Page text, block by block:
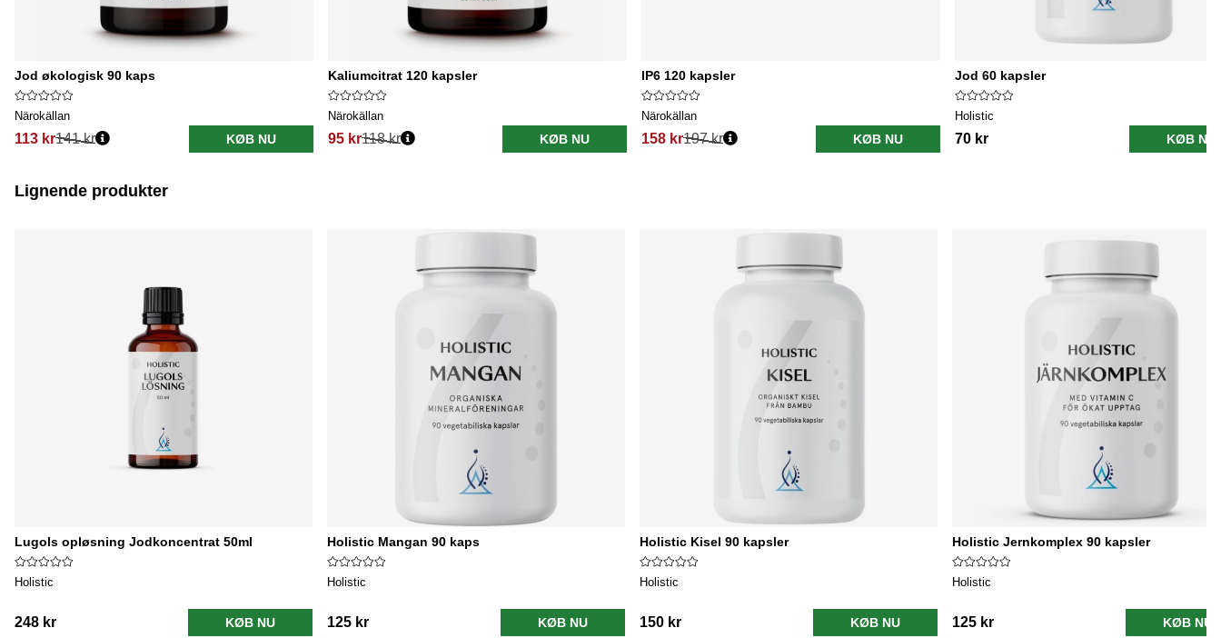
Jod økologisk 90 kaps
Närokällan
113 kr141 kr KØB NU
Kaliumcitrat 120 kapsler
Närokällan
95 kr118 kr KØB NU
IP6 120 kapsler
Närokällan
158 kr197 kr KØB NU
Jod 60 kapsler
Holistic
70 kr KØB NU
Lignende produkter
Lugols opløsning Jodkoncentrat 50ml
Holistic
248 kr KØB NU
Holistic Mangan 90 kaps
Holistic
125 kr KØB NU
Holistic Kisel 90 kapsler
Holistic
150 kr KØB NU
Holistic Jernkomplex 90 kapsler
Holistic
125 kr KØB NU